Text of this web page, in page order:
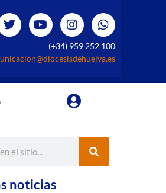
(+34) 959 252 100
noticias